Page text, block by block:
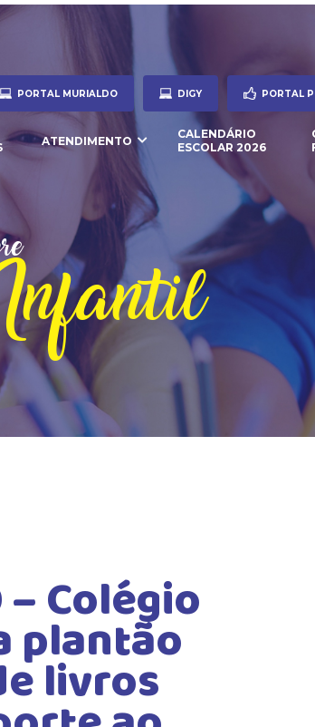
PORTAL MURIALDO DIGY PORTAL
ATENDIMENTO
CALENDÁRIO
ESCOLAR 2026
Colégio
plantão
livros